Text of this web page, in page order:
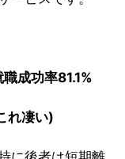
成功率81.1%
れ凄い)